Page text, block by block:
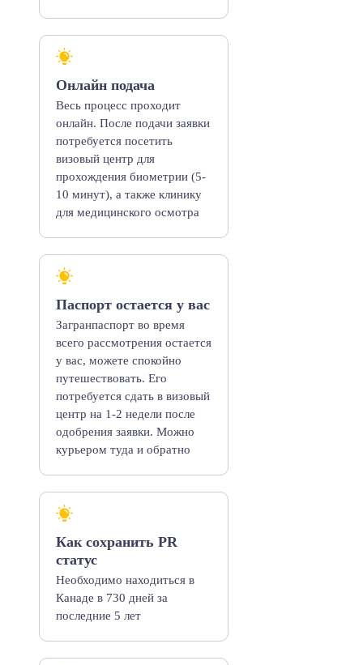
Онлайн подача
Весь процесс проходит
онлайн. После подачи заявки
потребуется посетить
визовый центр для
прохождения биометрии (5-
10 минут), а также клинику
для медицинского осмотра
Паспорт остается у вас
Загранпаспорт во время
всего рассмотрения остается
у вас, можете спокойно
путешествовать. Его
потребуется сдать в визовый
центр на 1-2 недели после
одобрения заявки. Можно
курьером туда и обратно
Как сохранить PR
статус
Необходимо находиться в
Канаде в 730 дней за
последние 5 лет